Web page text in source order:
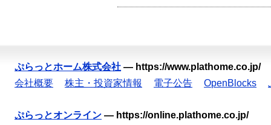
ぷらっとホーム株式会社 — https://www.plathome.co.jp/
会社概要
株主・投資家情報 電子公告 OpenBlocks
ぷらっとオンライン — https://online.plathome.co.jp/